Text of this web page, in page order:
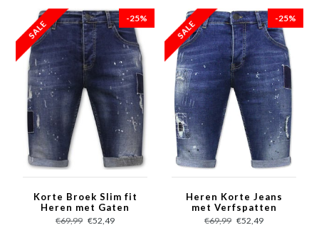
-25%
Korte Broek Slim fit
Heren met Gaten
-1026-SH- Blauw
€69,99 €52,49
-25%
Heren Korte Jeans
met Verfspatten
Stretch -1035-SH-
Blauw
€69,99 €52,49